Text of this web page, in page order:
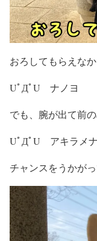
おろしてもらえな
UﾟДﾟU ナノヨ
でも、腕が出て前
UﾟДﾟU アキラメ
チャンスをうかが